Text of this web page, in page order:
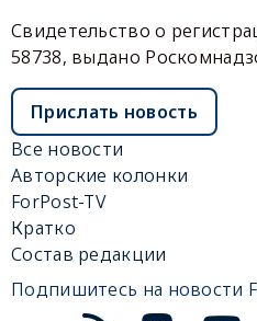
Свидетельство о
58738, выдано
Прислать новость
Все новости
Авторские колонки
ForPost-TV
Кратко
Состав редакции
Подпишитесь на новости